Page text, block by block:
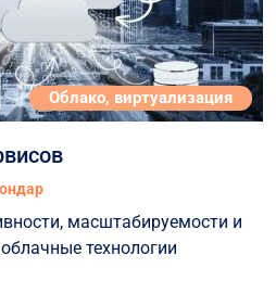
Облако, виртуализация
масштабируемости и
технологии